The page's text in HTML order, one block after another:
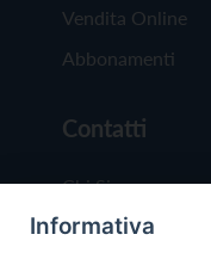
Vendita Online
Abbonamenti
Contatti
Chi Siamo
Redazione
Informativa